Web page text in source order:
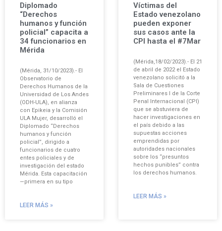
Diplomado
“Derechos
humanos y función
policial” capacita a
34 funcionarios en
Mérida
(Mérida, 31/10/2023).- El
Observatorio de
Derechos Humanos de la
Universidad de Los Andes
(ODH-ULA), en alianza
con Epikeia y la Comisión
ULA Mujer, desarrolló el
Diplomado “Derechos
humanos y función
policial”, dirigido a
funcionarios de cuatro
entes policiales y de
investigación del estado
Mérida. Esta capacitación
—primera en su tipo
LEER MÁS »
Víctimas del
Estado venezolano
pueden exponer
sus casos ante la
CPI hasta el #7Mar
(Mérida,18/02/2023).- El 21
de abril de 2022 el Estado
venezolano solicitó a la
Sala de Cuestiones
Preliminares I de la Corte
Penal Internacional (CPI)
que se abstuviera de
hacer investigaciones en
el país debido a las
supuestas acciones
emprendidas por
autoridades nacionales
sobre los “presuntos
hechos punibles” contra
los derechos humanos.
LEER MÁS »